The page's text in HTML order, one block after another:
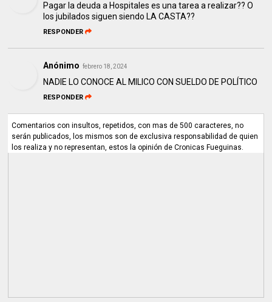
Pagar la deuda a Hospitales es una tarea a realizar?? O
los jubilados siguen siendo LA CASTA??
RESPONDER
Anónimo febrero 18, 2024
NADIE LO CONOCE AL MILICO CON SUELDO DE POLÍTICO
RESPONDER
Comentarios con insultos, repetidos, con mas de 500 caracteres, no
serán publicados, los mismos son de exclusiva responsabilidad de quien
los realiza y no representan, estos la opinión de Cronicas Fueguinas.